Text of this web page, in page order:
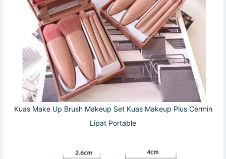
Kuas Make Up Brush Makeup Set Kuas Makeup Plus Cermin
Lipat Portable